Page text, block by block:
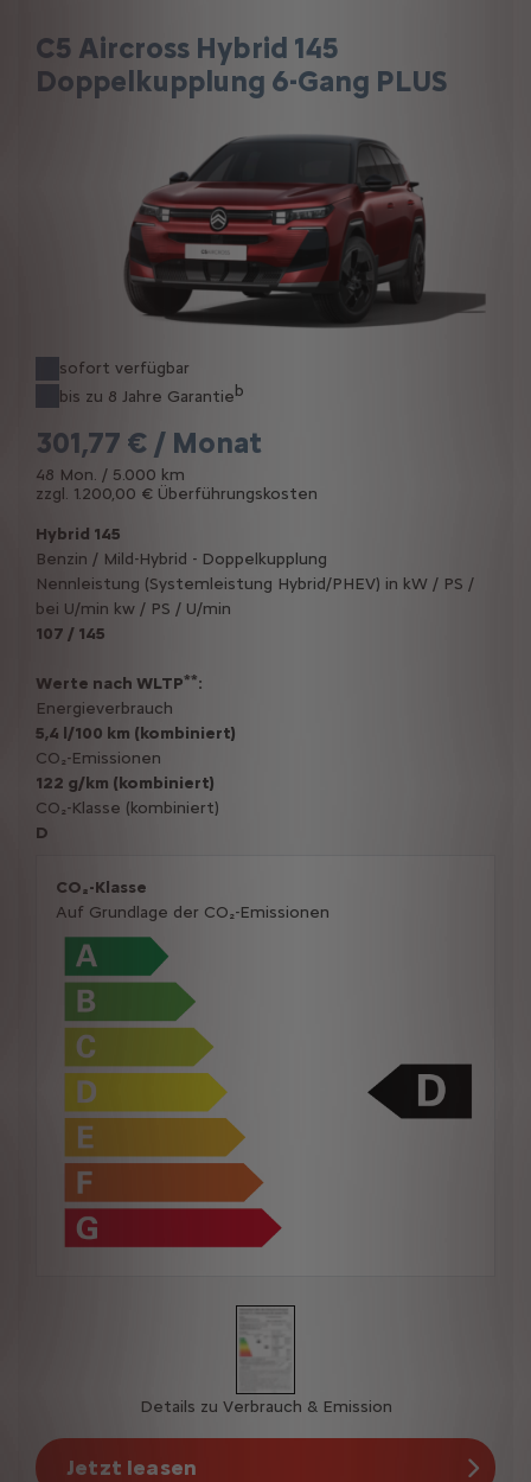
C5 Aircross Hybrid 145
Doppelkupplung 6-Gang PLUS
sofort verfügbar
bis zu 8 Jahre Garantieb
301,77 € / Monat
48 Mon. / 5.000 km
zzgl. 1.200,00 € Überführungskosten
Hybrid 145
Benzin / Mild-Hybrid - Doppelkupplung
Nennleistung (Systemleistung Hybrid/PHEV) in kW / PS /
bei U/min kw / PS / U/min
107 / 145
Werte nach WLTP**:
Energieverbrauch
5,4 l/100 km (kombiniert)
CO₂-Emissionen
122 g/km (kombiniert)
CO₂-Klasse (kombiniert)
D
CO₂-Klasse
Auf Grundlage der CO₂-Emissionen
Details zu Verbrauch & Emission
Jetzt leasen